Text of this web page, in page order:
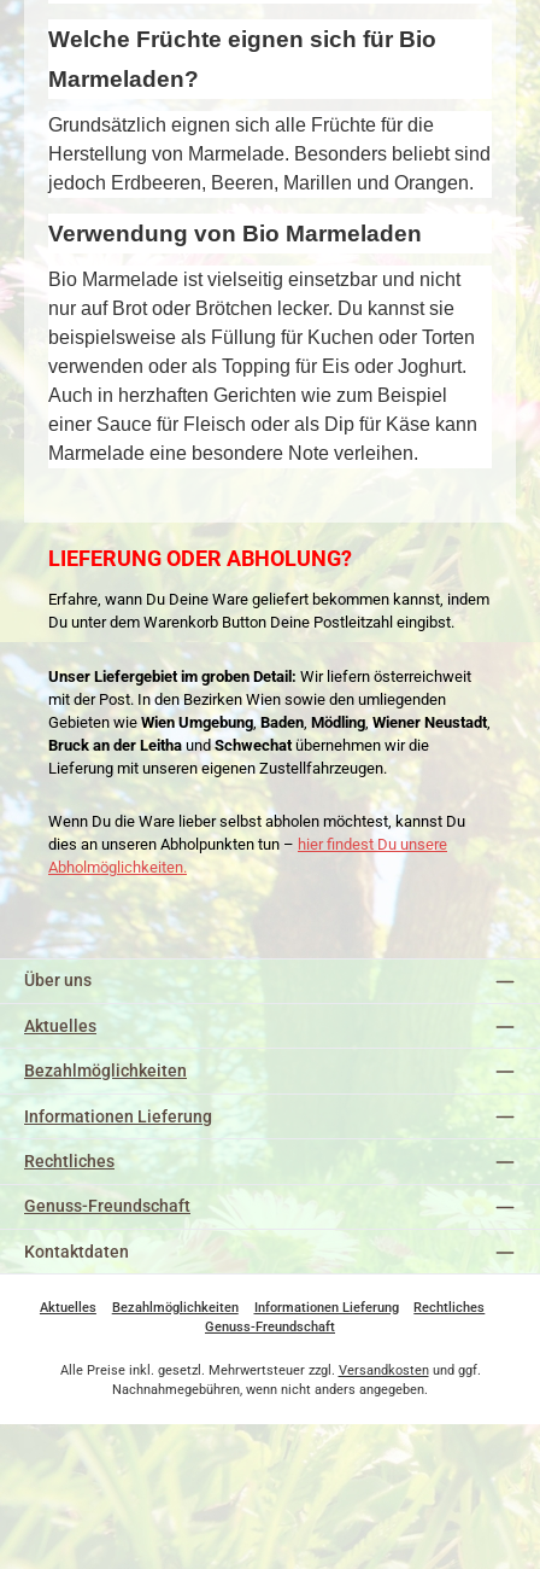
Welche Früchte eignen sich für Bio
Marmeladen?
Grundsätzlich eignen sich alle Früchte für die
Herstellung von Marmelade. Besonders beliebt sind
jedoch Erdbeeren, Beeren, Marillen und Orangen.
Verwendung von Bio Marmeladen
Bio Marmelade ist vielseitig einsetzbar und nicht
nur auf Brot oder Brötchen lecker. Du kannst sie
beispielsweise als Füllung für Kuchen oder Torten
verwenden oder als Topping für Eis oder Joghurt.
Auch in herzhaften Gerichten wie zum Beispiel
einer Sauce für Fleisch oder als Dip für Käse kann
Marmelade eine besondere Note verleihen.
LIEFERUNG ODER ABHOLUNG?
Erfahre, wann Du Deine Ware geliefert bekommen kannst, indem
Du unter dem Warenkorb Button Deine Postleitzahl eingibst.
Unser Liefergebiet im groben Detail: Wir liefern österreichweit
mit der Post. In den Bezirken Wien sowie den umliegenden
Gebieten wie Wien Umgebung, Baden Mödling ,Wiener Neustadt
Bruck an der Leitha undSchwechat übernehmen wir die
Lieferung mit unseren eigenen Zustellfahrzeugen.
Wenn Du die Ware lieber selbst abholen möchtest, kannst Du
dies an unseren Abholpunkten tun – hier findest Du unsere
Abholmöglichkeiten.
Über uns
Aktuelles
Bezahlmöglichkeiten
Informationen Lieferung
Rechtliches
Genuss-Freundschaft
Kontaktdaten
Aktuelles Bezahlmöglichkeiten Informationen Lieferung
Rechtliches
Genuss-Freundschaft
Alle Preise inkl. gesetzl. Mehrwertsteuer zzgl. Versandkostenund ggf.
Nachnahmegebühren, wenn nicht anders angegeben.